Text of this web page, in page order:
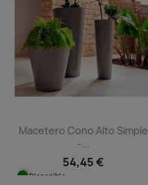
Macetero Cono Alto Simple
-...
54,45 €
Disponible